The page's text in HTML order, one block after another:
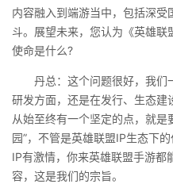
内容融入到端游当中，包括深
斗。展望未来，您认为《英雄
使命是什么?​​
丹总：这个问题很好，我们
研发方面，还是在发行、生态建
从始至终有一个坚定的点，就是
园”，不管是英雄联盟IP生态下
IP有激情，你来英雄联盟手游都
容，这是我们的宗旨。